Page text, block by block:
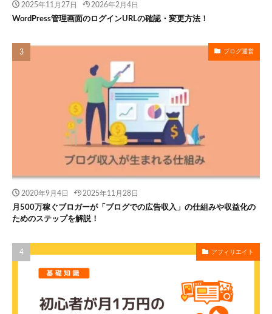
2025年11月27日 2026年2月4日
WordPress管理画面のログインURLの確認・変更方法！
ブログ運営
2020年9月4日 2025年11月28日
月500万稼ぐブロガーが「ブログでの広告収入」の仕組みや収益化の
ためのステップを解説！
アフィリエイト